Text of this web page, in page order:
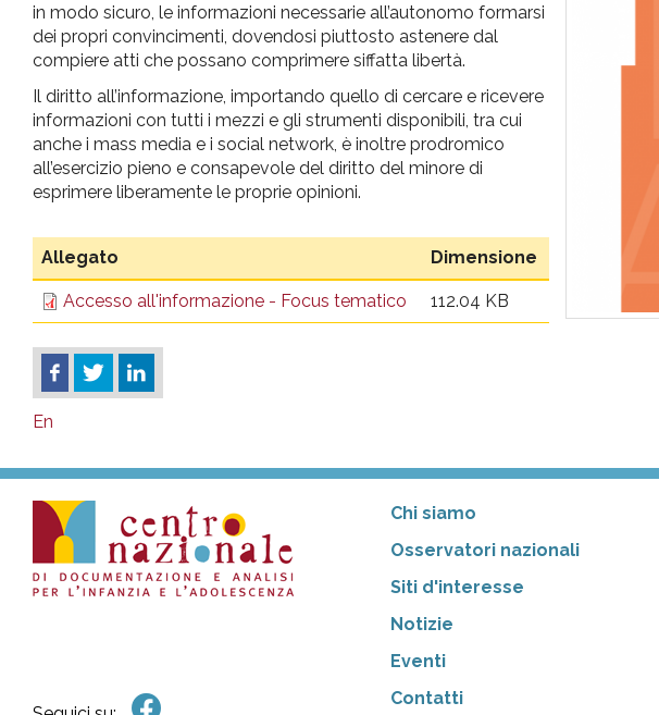
in modo sicuro, le informazioni necessarie all’autonomo formarsi
dei propri convincimenti, dovendosi piuttosto astenere dal
compiere atti che possano comprimere siffatta libertà.
Il diritto all’informazione, importando quello di cercare e ricevere
informazioni con tutti i mezzi e gli strumenti disponibili, tra cui
anche i mass media e i social network, è inoltre prodromico
all’esercizio pieno e consapevole del diritto del minore di
esprimere liberamente le proprie opinioni.
Allegato Dimensione
Accesso all'informazione - Focus tematico 112.04 KB
En
Chi siamo
Osservatori nazionali
Siti d'interesse
Notizie
Eventi
Contatti